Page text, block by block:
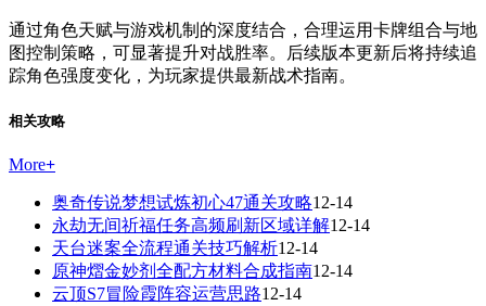
通过角色天赋与游戏机制的深度结合，合理运用卡牌组合与地
图控制策略，可显著提升对战胜率。后续版本更新后将持续追
踪角色强度变化，为玩家提供最新战术指南。
相关攻略
More+
奥奇传说梦想试炼初心47通关攻略12-14
永劫无间祈福任务高频刷新区域详解12-14
天台迷案全流程通关技巧解析12-14
原神熠金妙剂全配方材料合成指南12-14
云顶S7冒险霞阵容运营思路12-14